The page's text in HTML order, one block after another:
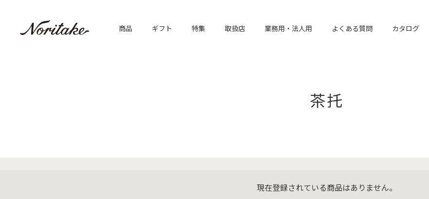
商品 ギフト 特集 取扱店 業務用・法人用 よくある質問 カタログ
茶托
現在登録されている商品はありません。